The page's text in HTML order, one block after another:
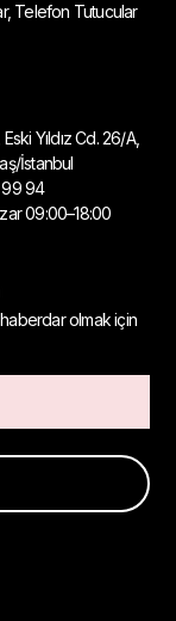
Telefon Tutucular
Yıldız Cd. 26/A,
İstanbul
99 94
09:00–18:00
olmak için